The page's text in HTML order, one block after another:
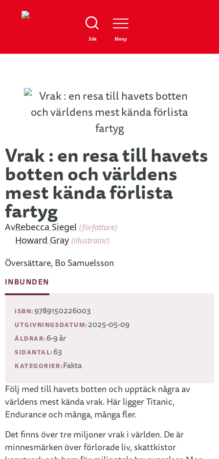
Sök
Stäng Meny
Vrak : en resa till havets
botten och världens
mest kända förlista
fartyg
AvRebecca Siegel (författare)
Howard Gray (illustratör)
Översättare, Bo Samuelsson
INBUNDEN
ISBN:9789150226003
UTGIVNINGSDATUM: 2025-05-09
ÅLDRAR: 6-9 år
SIDANTAL: 63
KATEGORIER:Fakta
Följ med till havets botten och upptäck några av
världens mest kända vrak. Här ligger Titanic,
Endurance och många, många fler.
Det finns över tre miljoner vrak i världen. De är
minnesmärken över förlorade liv, skattkistor